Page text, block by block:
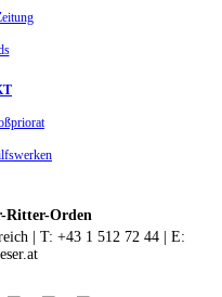
Ritter-Orden
| T: +43 1 512 72 44 | E: